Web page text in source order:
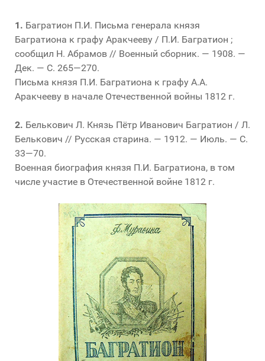
1. Багратион П.И. Письма генерала князя
Багратиона к графу Аракчееву / П.И. Багратион ;
сообщил Н. Абрамов // Военный сборник. — 1908. —
Дек. — С. 265—270.
Письма князя П.И. Багратиона к графу А.А.
Аракчееву в начале Отечественной войны 1812 г.
2. Белькович Л. Князь Пётр Иванович Багратион / Л.
Белькович // Русская старина. — 1912. — Июль. — С.
33—70.
Военная биография князя П.И. Багратиона, в том
числе участие в Отечественной войне 1812 г.